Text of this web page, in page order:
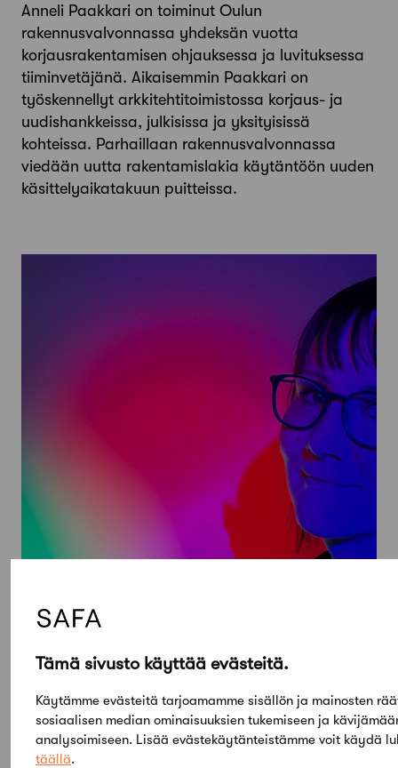
Tämä sivusto käyttää evästeitä.
Käytämme evästeitä tarjoamamme sisällön ja mainosten
sosiaalisen median ominaisuuksien tukemiseen ja
analysoimiseen. Lisää evästekäytänteistämme voit käydä
täällä.
Anneli Paakkari on toiminut Oulun
rakennusvalvonnassa yhdeksän vuotta
korjausrakentamisen ohjauksessa ja luvituksessa
tiiminvetäjänä. Aikaisemmin Paakkari on
työskennellyt arkkitehtitoimistossa korjaus- ja
uudishankkeissa, julkisissa ja yksityisissä
kohteissa. Parhaillaan rakennusvalvonnassa
viedään uutta rakentamislakia käytäntöön uuden
käsittelyaikatakuun puitteissa.
Mervi Tammi